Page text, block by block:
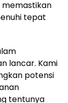
memastikan
tepat
lancar. Kami
potensi
tentunya